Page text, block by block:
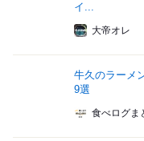
イ...
大帝オレ
牛久のラーメ
9選
食べログま